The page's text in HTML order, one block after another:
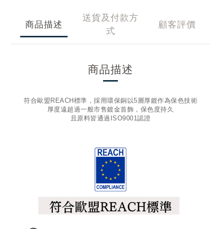
商品描述
送貨及付款方
式
顧客評價
商品描述
符合歐盟REACH標準，採用環保銅以5層厚鍍作為保色技術
厚度遠超過一般市售鍍金首飾，保色度持久
且原料皆通過ISO9001認證